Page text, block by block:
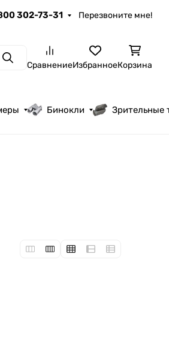
302-73-31 Перезвоните мне!
ПоискСравнениеИзбранноеКорзина
Бинокли Зрительные